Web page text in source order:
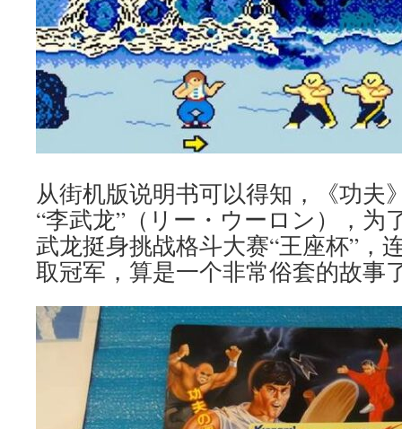
从街机版说明书可以得知，《功夫
“李武龙”（リー・ウーロン），为
武龙挺身挑战格斗大赛“王座杯”，
取冠军，算是一个非常俗套的故事